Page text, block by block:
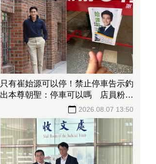
只有崔始源可以停！禁止停車告示釣
出本尊朝聖：停車可以嗎 店員粉絲
2026.08.07 13:50